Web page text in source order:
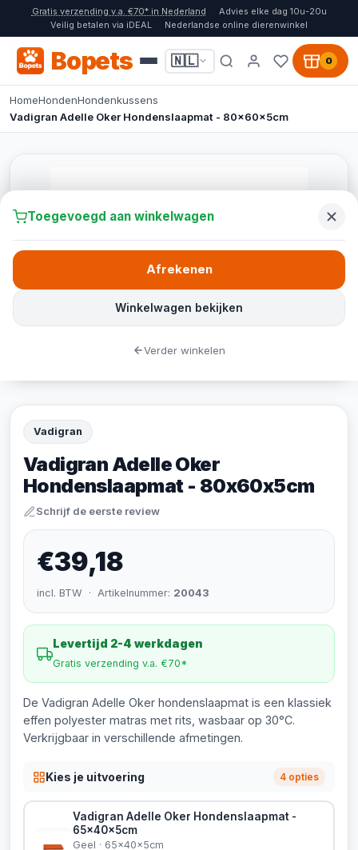
Gratis verzending v.a. €70* in Nederland
Advies elke dag 10u-20u
Veilig betalen via iDEAL
Nederlandse online dierenwinkel
Bopets 🇳🇱 0
HomeHondenHondenkussens
Vadigran Adelle Oker Hondenslaapmat - 80x60x5cm
Vadigran
Vadigran Adelle Oker
Hondenslaapmat - 80x60x5cm
Schrijf de eerste review
€39,18
incl. BTW · Artikelnummer: 20043
Levertijd 2-4 werkdagen
Gratis verzending v.a. €70*
De Vadigran Adelle Oker hondenslaapmat is een klassiek
effen polyester matras met rits, wasbaar op 30°C.
Verkrijgbaar in verschillende afmetingen.
Kies je uitvoering 4 opties
Vadigran Adelle Oker Hondenslaapmat -
65x40x5cm
Geel · 65x40x5cm
Toegevoegd aan winkelwagen
Winkelwagen bekijken
Afrekenen
Verder winkelen